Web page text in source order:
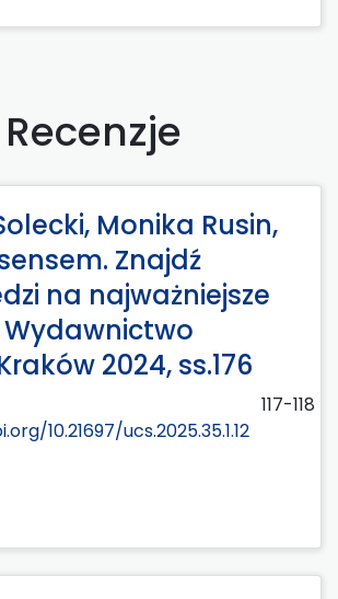
Recenzje
Monika Rusin,
Znajdź
na najważniejsze
2024, ss.176
117-118
10.21697/ucs.2025.35.1.12